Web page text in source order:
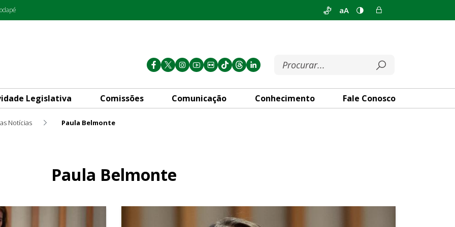
aA
Legislativa Comissões Comunicação Conhecimento Fale Conosco
Notícias Paula Belmonte
Paula Belmonte